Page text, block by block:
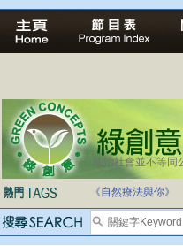
法治社會並不等同
自家教育合法化-
《自然療法與你》